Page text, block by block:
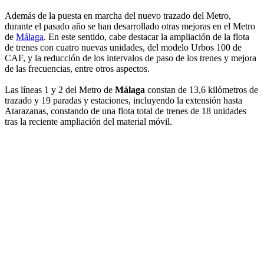
Además de la puesta en marcha del nuevo trazado del Metro,
durante el pasado año se han desarrollado otras mejoras en el Metro
de Málaga. En este sentido, cabe destacar la ampliación de la flota
de trenes con cuatro nuevas unidades, del modelo Urbos 100 de
CAF, y la reducción de los intervalos de paso de los trenes y mejora
de las frecuencias, entre otros aspectos.
Las líneas 1 y 2 del Metro de Málaga constan de 13,6 kilómetros de
trazado y 19 paradas y estaciones, incluyendo la extensión hasta
Atarazanas, constando de una flota total de trenes de 18 unidades
tras la reciente ampliación del material móvil.